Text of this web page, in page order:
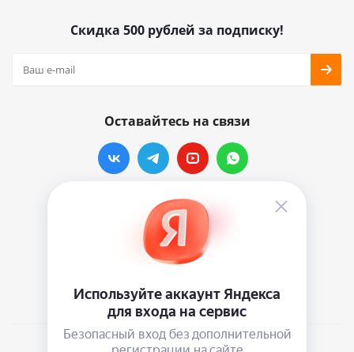
Скидка 500 рублей за подписку!
Оставайтесь на связи
Наши контакты
info@vinylmarkt.ru